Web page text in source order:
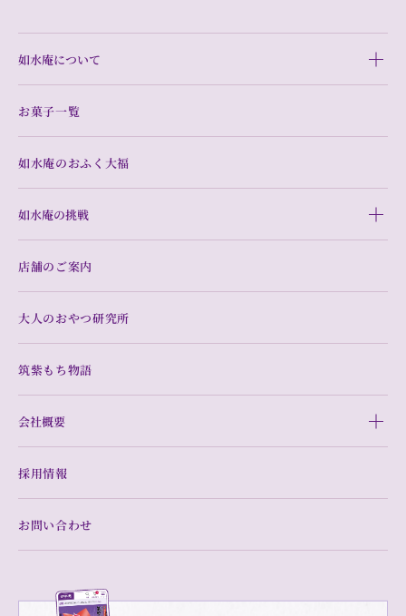
如水庵について
お菓子一覧
如水庵のおふく大福
如水庵の挑戦
店舗のご案内
大人のおやつ研究所
筑紫もち物語
会社概要
採用情報
お問い合わせ